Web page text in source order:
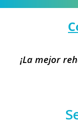
¡La mejor